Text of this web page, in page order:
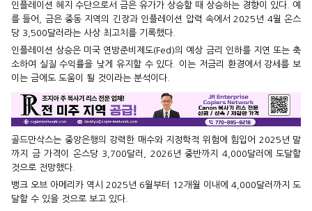
인플레이션 헤지 수단으로서 금은 유가가 상승할 때 상승하는 경향이 있다. 예
를 들어, 금은 중동 지역의 긴장과 인플레이션 압력 속에서 2025년 4월 온스
당 3,500달러라는 사상 최고치를 기록했다.
인플레이션 상승은 미국 연방준비제도(Fed)의 예상 금리 인하를 지연 또는 축
소하여 실질 수익률을 낮게 유지할 수 있다. 이는 저금리 환경에서 강세를 보
이는 금에도 도움이 될 것이라는 분석이다.
골드만삭스는 중앙은행의 강력한 매수와 지정학적 위험에 힘입어 2025년 말
까지 금 가격이 온스당 3,700달러, 2026년 중반까지 4,000달러에 도달할
것으로 전망했다.
뱅크 오브 아메리카 역시 2025년 6월부터 12개월 이내에 4,000달러까지 도
달할 수 있을 것으로 보고 있다.